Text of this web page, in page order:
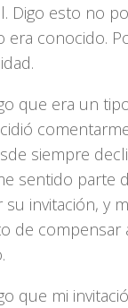
Digo esto no
era conocido.
que era un
siempre
sentido parte
su invitación, y
de compensar
que mi